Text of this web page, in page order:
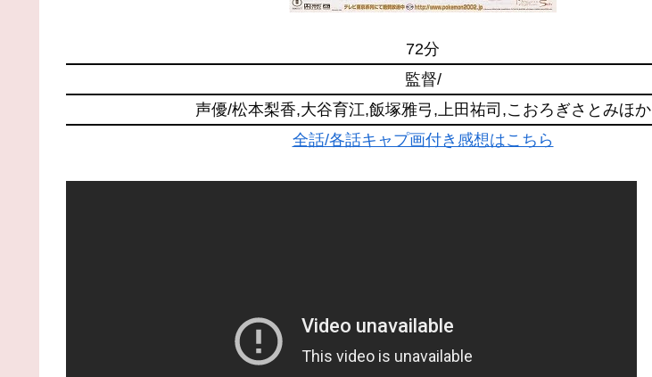
72分
監督/
声優/松本梨香,大谷育江,飯塚雅弓,上田祐司,こおろぎさとみほか
全話/各話キャプ画付き感想はこちら